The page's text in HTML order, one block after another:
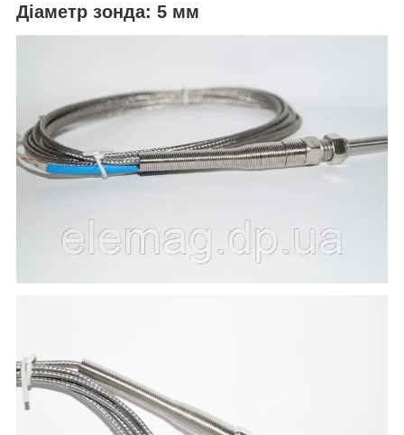
Діаметр зонда: 5 мм